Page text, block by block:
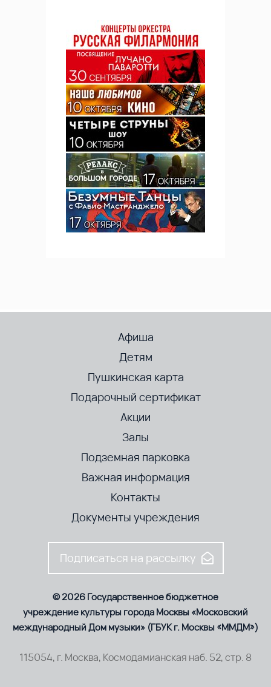
Афиша
Детям
Пушкинская карта
Подарочный сертификат
Акции
Залы
Подземная парковка
Важная информация
Контакты
Документы учреждения
Подписаться на рассылку
© 2026 Государственное бюджетное
учреждение культуры города Москвы «Московский
международный Дом музыки» (ГБУК г. Москвы «ММДМ»)
115054, г. Москва, Космодамианская наб. 52, стр. 8